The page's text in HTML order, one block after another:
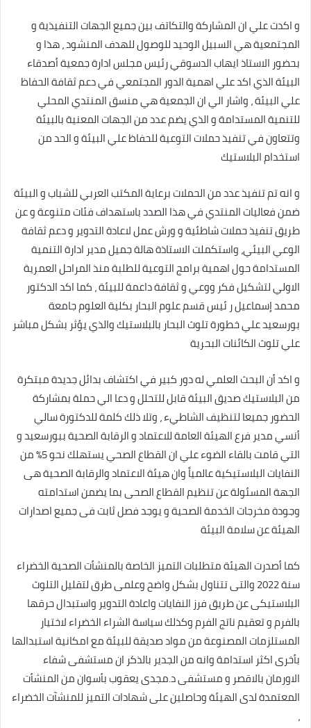
و اكدت علي ان المشاركة والتكاتف بين جميع الجهات التنفيذية و
المجتمعية هي السبيل الوحيد للوصول للهدف المنشود ، هذا و
بحضور الاستاذ ايهاب الدسوقي رئيس مجلس ادارة جمعية أصدقاء
البيئة الذي اكد علي اهمية الدور المجتمعي في دعم ثقافة الحفاظ
علي البيئة ، واشار الي ان الجمعية هي منسق المنتدي المحلي
للتنمية المستدامة و الذي يضم عدد من الجهات المعنية بالبيئة
وتتعاون في تنفيذ حملات التوعية للحفاظ علي البيئة و الحد من
استخدام البلاستيك
و انه تم تنفيذ عدد من الحملات برعاية المكتب العربي للشباب و البيئة
ضمن فعاليات المنتدي في هذا الصدد باستهداف فئات متنوعة و عن
طريق تنفيذ حملات شاطئية و ورش عمل لاعادة التدوير و دعم ثقافة
الوعي البيئي، واستكملت الاستاذة هالة جميل مدير ادارة التنمية
المستدامة حول اهمية برامج التوعية للطلبة منذ المراحل العمرية
الاولي لتشكيل فكر ووعي و ثقافة داعمة للبيئة ، كما اكد الدكتور
محمد إسماعيل ر ئيس قسم علوم البحار بكلية العلوم جامعة
بورسعيد علي خطورة تلوث البحار بالبلاستيك والذي يؤثر بشكل مباشر
علي تلوث الكائنات البحرية
و اكد أن البحث العلمي له دور كبير في اكتشاف بدائل جديدة مبتكرة
من البلاستيك صديق البيئة قابل للتحلل و دعا الي حملة بمشاركة
الحضور جميعا لتنظيف الشاطيء ، وتلا ذلك كلمة للدكتورة سالي
أنسي مدير فرع الهيئة العامة للاعتماد و الرقابة الصحية ببورسعيد و
التي قامت بالقاء الضوء علي ان القطاع الصحي يستهلك نحو 5% من
النفايات البلاستيكية عالمياً وان هيئة الاعتماد والرقابة الصحية هى
الجهة المسئولة عن تنظيم القطاع الصحى بما يضمن استدامته
وجودة مخرجات الخدمة الصحية و يوجد فصل ثابت فى جميع اصدارات
الهيئة عن سلامة البيئة
كما أصدرت الهيئة متطلبات التميز الخاصة بالمنشأت الصحية الخضراء
سنة 2022 والتى تتناول بشكل واضح وعلمى طرق لتقليل التلوث
البلاستيكى عن طريق فرز النفايات واعادة التدوير واستبدال حرقها
بالفرم و تعقيم ناتج الفرم وكذلك سياسة الشراء الخضراء لاختيار
المستلزمات المصنوعة من مواد صديقة للبيئة مع امكانية استبدالها
بأخرى اكثر استدامة وانه من الجدير بالذكر ان مستشفى شفاء
الاورمان بالاقصر و مستشفى د.مجدى يعقوب بأسوان من المنشأت
المعتمدة لدى الهيئة وحاصلين على شهادات التميز للمنشآت الخضراء
،